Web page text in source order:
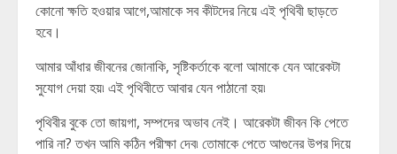
কোনো ক্ষতি হওয়ার আগে,আমাকে সব কীটদের নিয়ে এই পৃথিবী ছাড়তে
হবে।
আমার আঁধার জীবনের জোনাকি, সৃষ্টিকর্তাকে বলো আমাকে যেন আরেকটা
সুযোগ দেয়া হয়৷ এই পৃথিবীতে আবার যেন পাঠানো হয়৷
পৃথিবীর বুকে তো জায়গা, সম্পদের অভাব নেই। আরেকটা জীবন কি পেতে
পারি না? তখন আমি কঠিন পরীক্ষা দেব৷ তোমাকে পেতে আগুনের উপর দিয়ে